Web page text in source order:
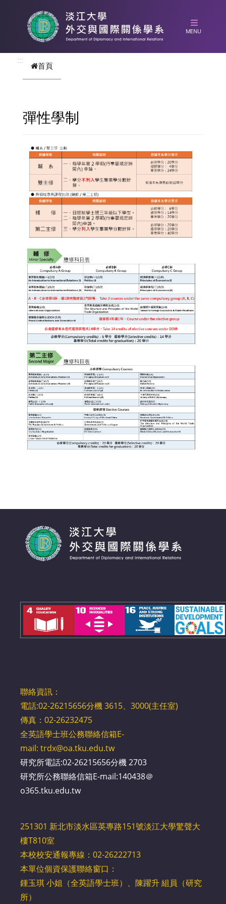
::: 首頁
彈性學制
聯絡資訊：
電話:02-26215656分機 3615、3000(主任室)
傳真：02-26232475
全英語學士班公務聯絡信箱E-
mail: trdx@oa.tku.edu.tw
研究所電話:02-26215656分機 2703
研究所公務聯絡信箱E-mail:140438＠
o365.tku.edu.tw
251301 新北市淡水區英專路151號淡江大學驚聲大
樓T810室
本校校安通報專線：02-26222713
本單位個資保護聯絡窗口：
鍾玉琪 小姐（全英語學士班）、陳躍升 組員（研究
所）